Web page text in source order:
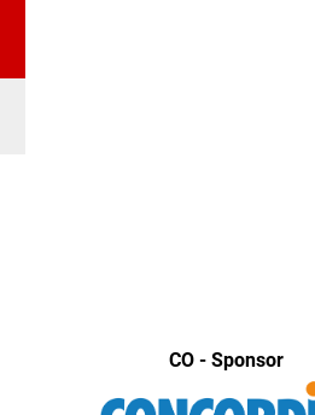
CO - Sponsor